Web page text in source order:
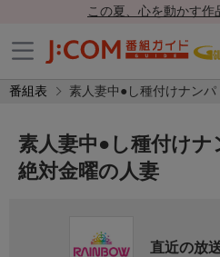
この夏、心を動かす作
番組表 素人妻中●し種付けナン
素人妻中●し種付け
絶対金曜の人妻
直近の放